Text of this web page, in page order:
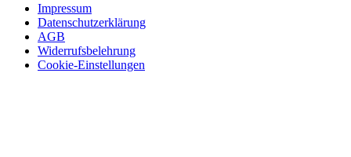
Impressum
Datenschutzerklärung
AGB
Widerrufsbelehrung
Cookie-Einstellungen